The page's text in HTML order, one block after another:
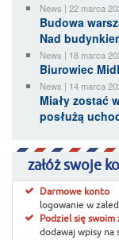
News | 22 marca
Budowa
Nad
News | 18 marca
Biurowiec
News | 14 marca
Miały zostać
posłużą
załóż swoje
Darmowe konto
logowanie w
Podziel się swoim
dodawaj wpisy na